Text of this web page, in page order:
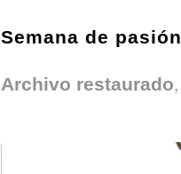
Semana de pasión
Archivo restaurado,